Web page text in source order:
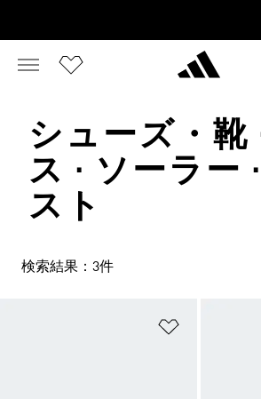
シューズ・靴
ス · ソーラー
スト
検索結果：3件